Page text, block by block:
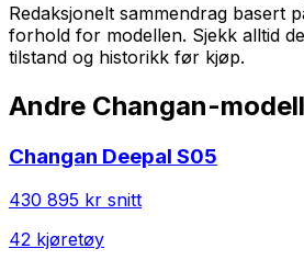
Redaksjonelt sammendrag basert
forhold for modellen. Sjekk alltid
tilstand og historikk før kjøp.
Andre Changan-
Changan Deepal S05
430 895 kr snitt
42 kjøretøy